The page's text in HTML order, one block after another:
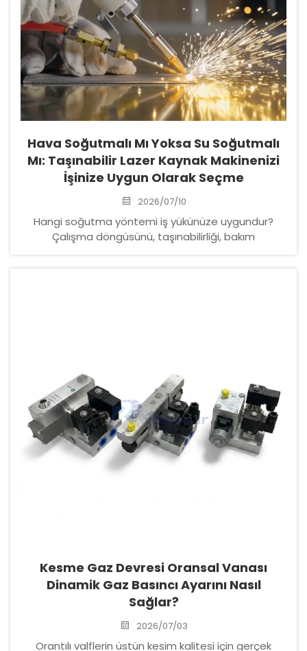
Hava Soğutmalı Mı Yoksa Su Soğutmalı
Mı: Taşınabilir Lazer Kaynak Makinenizi
İşinize Uygun Olarak Seçme
2026/07/10
Hangi soğutma yöntemi iş yükünüze uygundur?
Çalışma döngüsünü, taşınabilirliği, bakım
Kesme Gaz Devresi Oransal Vanası
Dinamik Gaz Basıncı Ayarını Nasıl
Sağlar?
2026/07/03
Orantılı valflerin üstün kesim kalitesi için gerçek